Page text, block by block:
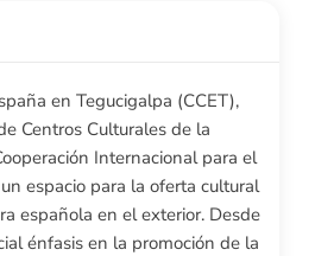
en Tegucigalpa (CCET),
Centros Culturales de la
Internacional para el
espacio para la oferta cultural
española en el exterior. Desde
énfasis en la promoción de la